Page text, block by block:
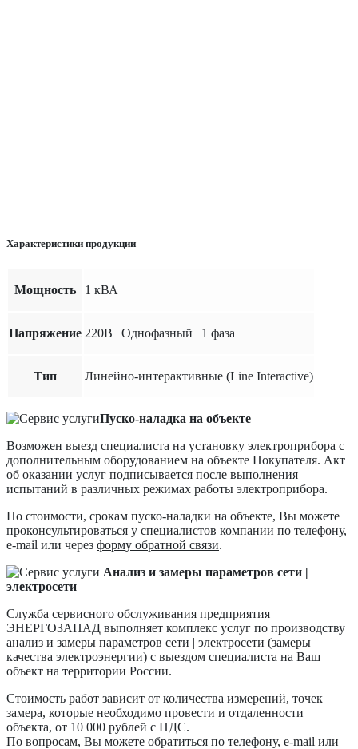
Характеристики продукции
Мощность 1 кВА
Напряжение 220В | Однофазный | 1 фаза
Тип Линейно-интерактивные (Line Interactive)
Пуско-наладка на объекте
Возможен выезд специалиста на установку электроприбора с
дополнительным оборудованием на объекте Покупателя. Акт
об оказании услуг подписывается после выполнения
испытаний в различных режимах работы электроприбора.
По стоимости, срокам пуско-наладки на объекте, Вы можете
проконсультироваться у специалистов компании по телефону,
e-mail или через форму обратной связи.
Анализ и замеры параметров сети |
электросети
Служба сервисного обслуживания предприятия
ЭНЕРГОЗАПАД выполняет комплекс услуг по производству
анализ и замеры параметров сети | электросети (замеры
качества электроэнергии) с выездом специалиста на Ваш
объект на территории России.
Стоимость работ зависит от количества измерений, точек
замера, которые необходимо провести и отдаленности
объекта, от 10 000 рублей с НДС.
По вопросам, Вы можете обратиться по телефону, e-mail или